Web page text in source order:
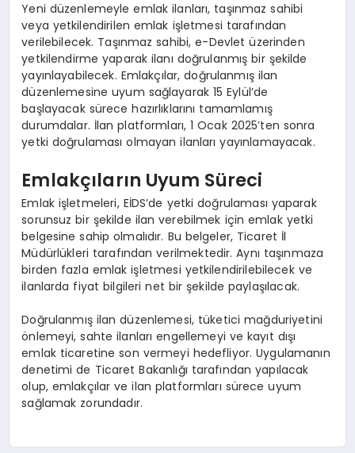
Yeni düzenlemeyle emlak ilanları, taşınmaz sahibi
veya yetkilendirilen emlak işletmesi tarafından
verilebilecek. Taşınmaz sahibi, e-Devlet üzerinden
yetkilendirme yaparak ilanı doğrulanmış bir şekilde
yayınlayabilecek. Emlakçılar, doğrulanmış ilan
düzenlemesine uyum sağlayarak 15 Eylül’de
başlayacak sürece hazırlıklarını tamamlamış
durumdalar. İlan platformları, 1 Ocak 2025’ten sonra
yetki doğrulaması olmayan ilanları yayınlamayacak.
Emlakçıların Uyum Süreci
Emlak işletmeleri, EİDS’de yetki doğrulaması yaparak
sorunsuz bir şekilde ilan verebilmek için emlak yetki
belgesine sahip olmalıdır. Bu belgeler, Ticaret İl
Müdürlükleri tarafından verilmektedir. Aynı taşınmaza
birden fazla emlak işletmesi yetkilendirilebilecek ve
ilanlarda fiyat bilgileri net bir şekilde paylaşılacak.
Doğrulanmış ilan düzenlemesi, tüketici mağduriyetini
önlemeyi, sahte ilanları engellemeyi ve kayıt dışı
emlak ticaretine son vermeyi hedefliyor. Uygulamanın
denetimi de Ticaret Bakanlığı tarafından yapılacak
olup, emlakçılar ve ilan platformları sürece uyum
sağlamak zorundadır.